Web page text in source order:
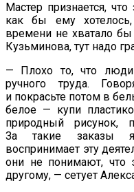
Мастер признается,
как
бы ему
времени не хватало бы
Кузьминова, тут надо
—
Плохо то, что
ручного труда.
и покрасьте потом в
белое — купи
природный рисунок,
За
такие заказы я
воспринимает эту
они не понимают,
другому, — сетует